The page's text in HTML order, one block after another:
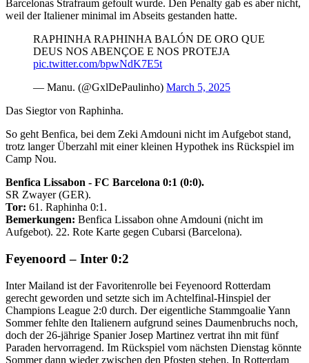
Barcelonas Strafraum gefoult wurde. Den Penalty gab es aber nicht,
weil der Italiener minimal im Abseits gestanden hatte.
RAPHINHA RAPHINHA BALÓN DE ORO QUE
DEUS NOS ABENÇOE E NOS PROTEJA
pic.twitter.com/bpwNdK7E5t
— Manu. (@GxlDePaulinho) March 5, 2025
Das Siegtor von Raphinha.
So geht Benfica, bei dem Zeki Amdouni nicht im Aufgebot stand,
trotz langer Überzahl mit einer kleinen Hypothek ins Rückspiel im
Camp Nou.
Benfica Lissabon - FC Barcelona 0:1 (0:0).
SR Zwayer (GER).
Tor: 61. Raphinha 0:1.
Bemerkungen: Benfica Lissabon ohne Amdouni (nicht im
Aufgebot). 22. Rote Karte gegen Cubarsi (Barcelona).
Feyenoord – Inter 0:2
Inter Mailand ist der Favoritenrolle bei Feyenoord Rotterdam
gerecht geworden und setzte sich im Achtelfinal-Hinspiel der
Champions League 2:0 durch. Der eigentliche Stammgoalie Yann
Sommer fehlte den Italienern aufgrund seines Daumenbruchs noch,
doch der 26-jährige Spanier Josep Martinez vertrat ihn mit fünf
Paraden hervorragend. Im Rückspiel vom nächsten Dienstag könnte
Sommer dann wieder zwischen den Pfosten stehen. In Rotterdam